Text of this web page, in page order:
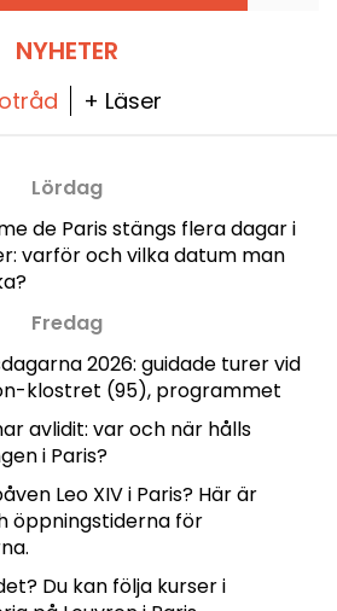
NYHETER
+ Läser
Lördag
de Paris stängs flera dagar i
varför och vilka datum man
Fredag
2026: guidade turer vid
klostret (95), programmet
avlidit: var och när hålls
i Paris?
Leo XIV i Paris? Här är
öppningstiderna för
Du kan följa kurser i